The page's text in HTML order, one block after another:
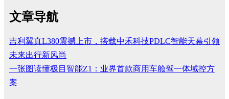
文章导航
吉利翼真L380震撼上市，搭载中禾科技PDLC智能天幕引领
未来出行新风尚
一张图读懂极目智能Z1：业界首款商用车舱驾一体域控方
案